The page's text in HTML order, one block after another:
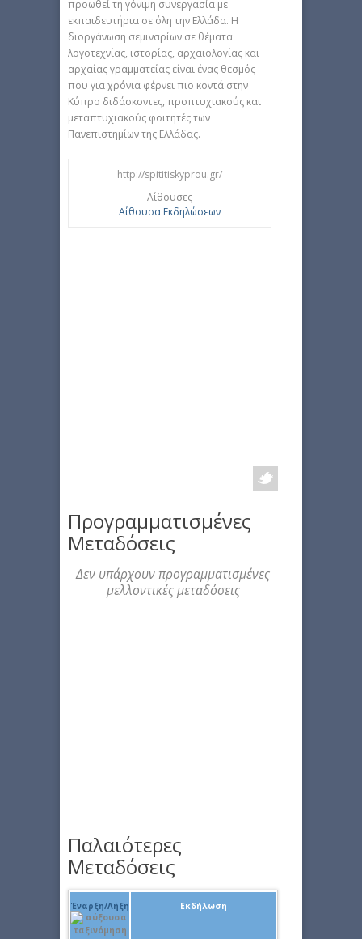
προωθεί τη γόνιμη συνεργασία με
εκπαιδευτήρια σε όλη την Ελλάδα. Η
διοργάνωση σεμιναρίων σε θέματα
λογοτεχνίας, ιστορίας, αρχαιολογίας και
αρχαίας γραμματείας είναι ένας θεσμός
που για χρόνια φέρνει πιο κοντά στην
Κύπρο διδάσκοντες, προπτυχιακούς και
μεταπτυχιακούς φοιτητές των
Πανεπιστημίων της Ελλάδας.
http://spititiskyprou.gr/
Αίθουσες
Αίθουσα Εκδηλώσεων
Προγραμματισμένες
Μεταδόσεις
Δεν υπάρχουν προγραμματισμένες
μελλοντικές μεταδόσεις
Παλαιότερες
Μεταδόσεις
Έναρξη/Λήξη Εκδήλωση